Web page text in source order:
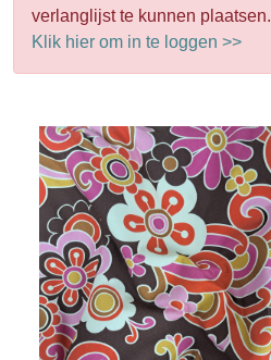
verlanglijst te kunnen plaatsen.
Klik hier om in te loggen >>